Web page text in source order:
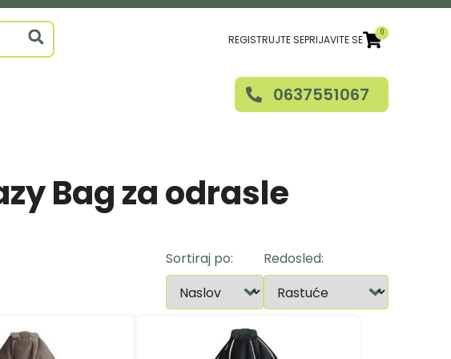
account
REGISTRUJTE SEPRIJAVITE SE
0
0637551067
Bag za odrasle
Sortiraj po Redosled